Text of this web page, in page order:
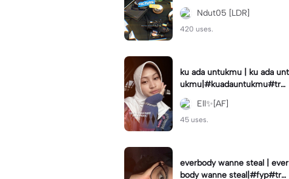
#fyp#cinderellapuntiba #m
irror
Ndut05 [LDR]
420 uses.
ku ada untukmu | ku ada unt
ukmu|#kuadauntukmu#tre
nd#viral#fyp#foryou
Ell✨[AF]
45 uses.
everbody wanne steal | ever
body wanne steal|#fyp#tre